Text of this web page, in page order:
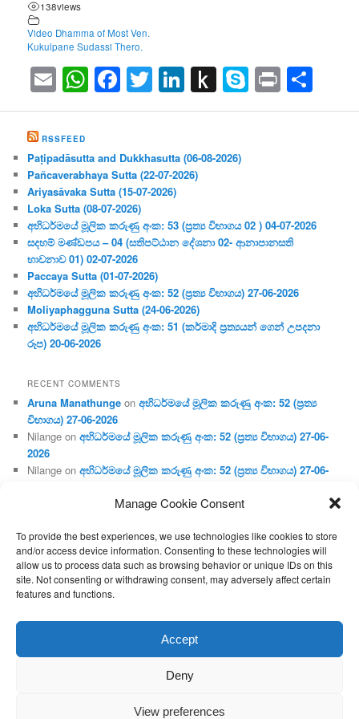
Manage Cookie Consent
To provide the best experiences, we use technologies like cookies to store
and/or access device information. Consenting to these technologies will
allow us to process data such as browsing behavior or unique IDs on this
site. Not consenting or withdrawing consent, may adversely affect certain
features and functions.
Accept
Deny
View preferences
138views
Video Dhamma of Most Ven.
Kukulpane Sudassi Thero.
EmailWhatsApp
Facebook
Twitter
LinkedIn
Push
to
Skype
Print
RSSFEED
Paṭipadāsutta and Dukkhasutta (06-08-2026)
Pañcaverabhaya Sutta (22-07-2026)
Ariyasāvaka Sutta (15-07-2026)
Loka Sutta (08-07-2026)
අභිධර්මයේ මූලික කරුණු අංක: 53 (ප්‍ර‍ත්‍ය විභාගය 02 ) 04-07-2026
සදහම් මණ්ඩපය – 04 (සතිපට්ඨාන දේශනා 02- ආනාපානසති
භාවනාව 01) 02-07-2026
Paccaya Sutta (01-07-2026)
අභිධර්මයේ මූලික කරුණු අංක: 52 (ප්‍ර‍ත්‍ය විභාගය) 27-06-2026
Moliyaphagguna Sutta (24-06-2026)
අභිධර්මයේ මූලික කරුණු අංක: 51 (කර්මාදි ප්‍ර‍ත්‍යයන් ගෙන් උපදනා
රූප) 20-06-2026
RECENT COMMENTS
Aruna Manathunge onඅභිධර්මයේ මූලික කරුණු අංක: 52 (ප්‍ර‍ත්‍ය
විභාගය) 27-06-2026
Nilange onඅභිධර්මයේ මූලික කරුණු අංක: 52 (ප්‍ර‍ත්‍ය විභාගය) 27-06-
2026
Nilange onඅභිධර්මයේ මූලික කරුණු අංක: 52 (ප්‍ර‍ත්‍ය විභාගය) 27-06-
Aruna Manathungeonඅභිධර්මයේ මූලික කරුණු අංක: 46 (හෘදය,
Gunaratneonඅභිධර්මයේ මූලික කරුණු අංක: 46 (හෘදය, ජීවිත,
ආහාර රූප) 02-05-2026
Proudly powered by WordPress